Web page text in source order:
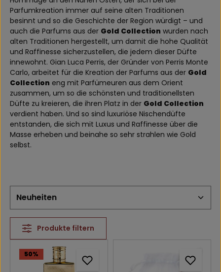
Parfumkreation immer auf seine alten Traditionen
besinnt und so die Geschichte der Region würdigt – und
auch die Parfums aus der Gold Collection wurden nach
alten Traditionen hergestellt, um damit die hohe Qualität
und Raffinesse sicherzustellen, die jedem dieser Düfte
innewohnt. Gian Luca Perris, der Gründer von Perris Monte
Carlo, arbeitet für die Kreation der Parfums aus der Gold
Collection eng mit Parfümeuren aus dem Orient
zusammen, um so die schönsten und traditionellsten
Düfte zu kreieren, die ihren Platz in der Gold Collection
verdient haben. Und so sind luxuriöse Nischendüfte
entstanden, die sich mit Luxus und Raffinesse über die
Masse erheben und beinahe so sehr strahlen wie Gold
selbst.
Produkte filtern
50%